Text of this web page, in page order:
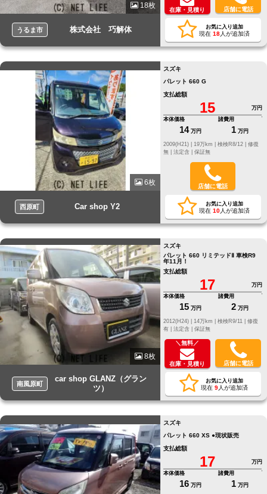
18枚
うるま市 株式会社 巧解体
在庫・見積り 店舗に電話
お気に入り追加
現在 18人が追加済
6枚
西原町 Car shop Y2
スズキ
パレット 660 G
支払総額
15
万円
本体価格
14 万円
諸費用
1 万円
修復
無 | 法定含 | 保証無
店舗に電話
お気に入り追加
現在 10人が追加済
8枚
南風原町
car shop GLANZ（グラン
ツ）
スズキ
パレット 660 リミテッドⅡ 車検R9
年11月！
支払総額
17
万円
本体価格
15 万円
諸費用
2 万円
修復
有 | 法定含 | 保証無
＼無料／
在庫・見積り 店舗に電話
お気に入り追加
現在 9人が追加済
スズキ
パレット 660 XS ●現状販売
支払総額
17
万円
本体価格
16 万円
諸費用
1 万円